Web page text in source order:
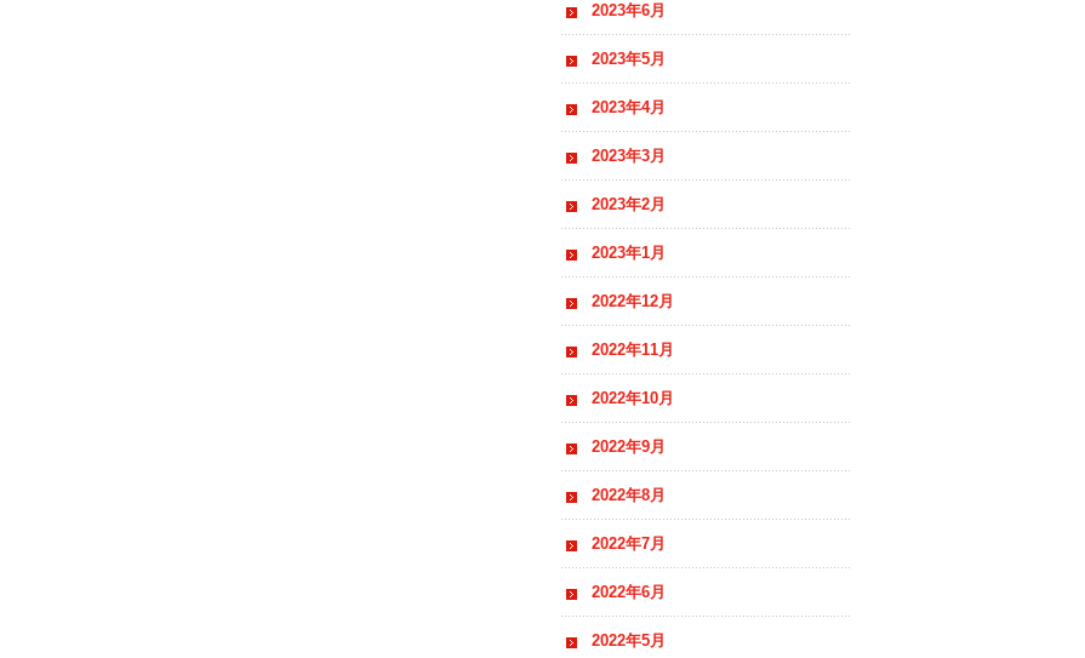
2023年6月
2023年5月
2023年4月
2023年3月
2023年2月
2023年1月
2022年12月
2022年11月
2022年10月
2022年9月
2022年8月
2022年7月
2022年6月
2022年5月